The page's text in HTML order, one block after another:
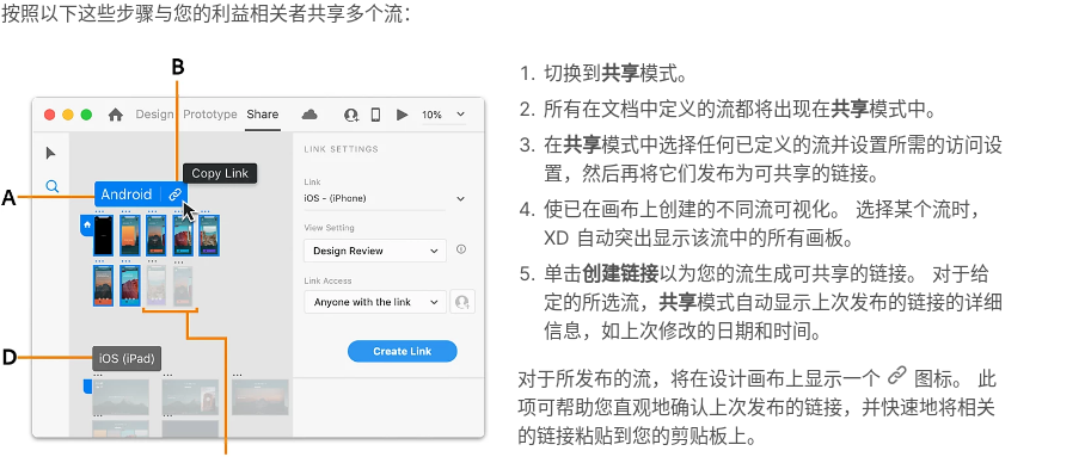
按照以下这些步骤与您的利益相关者共享多个流：
切换到 共享模式。
所有在文档中定义的流都将出现在共享模式中。
在共享模式中选择任何已定义的流并设置所需的访问设
置，然后再将它们发布为可共享的链接。
使已在画布上创建的不同流可视化。 选择某个流时，
XD 自动突出显示该流中的所有画板。
单击创建链接以为您的流生成可共享的链接。 对于给
定的所选流， 共享模式自动显示上次发布的链接的详细
信息，如上次修改的日期和时间。
对于所发布的流，将在设计画布上显示一个
图标。 此
项可帮助您直观地确认上次发布的链接，并快速地将相关
的链接粘贴到您的剪贴板上。